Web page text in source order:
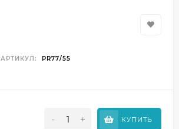
АРТИКУЛ: PR77/55
- + КУПИТЬ